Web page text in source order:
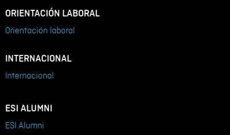
ORIENTACIÓN LABORAL
Orientación laboral
INTERNACIONAL
Internacional
ESI ALUMNI
ESI Alumni